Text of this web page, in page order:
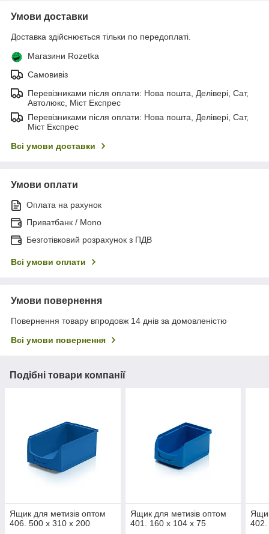
Умови доставки
Доставка здійснюється тільки по передоплаті.
Магазини Rozetka
Самовивіз
Перевізниками після оплати: Нова пошта, Делівері, Сат,
Автолюкс, Міст Експрес
Перевізниками після оплати: Нова пошта, Делівері, Сат,
Міст Експрес
Всі умови доставки
Умови оплати
Оплата на рахунок
Приватбанк / Mono
Безготівковий розрахунок з ПДВ
Всі умови оплати
Умови повернення
Повернення товару впродовж 14 днів за домовленістю
Всі умови повернення
Подібні товари компанії
Ящик для метизів оптом
406. 500 x 310 x 200
Ящик для метизів оптом
401. 160 х 104 х 75
402.